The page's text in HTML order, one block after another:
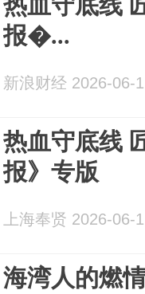
报�...
新浪财经 2026-06-
热血守底线
报》专版
上海奉贤 2026-06-
海湾人的燃